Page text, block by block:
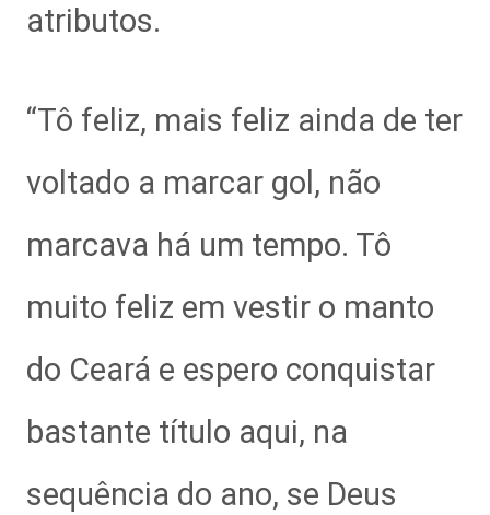
atributos.
“Tô feliz, mais feliz ainda de ter
voltado a marcar gol, não
marcava há um tempo. Tô
muito feliz em vestir o manto
do Ceará e espero conquistar
bastante título aqui, na
sequência do ano, se Deus